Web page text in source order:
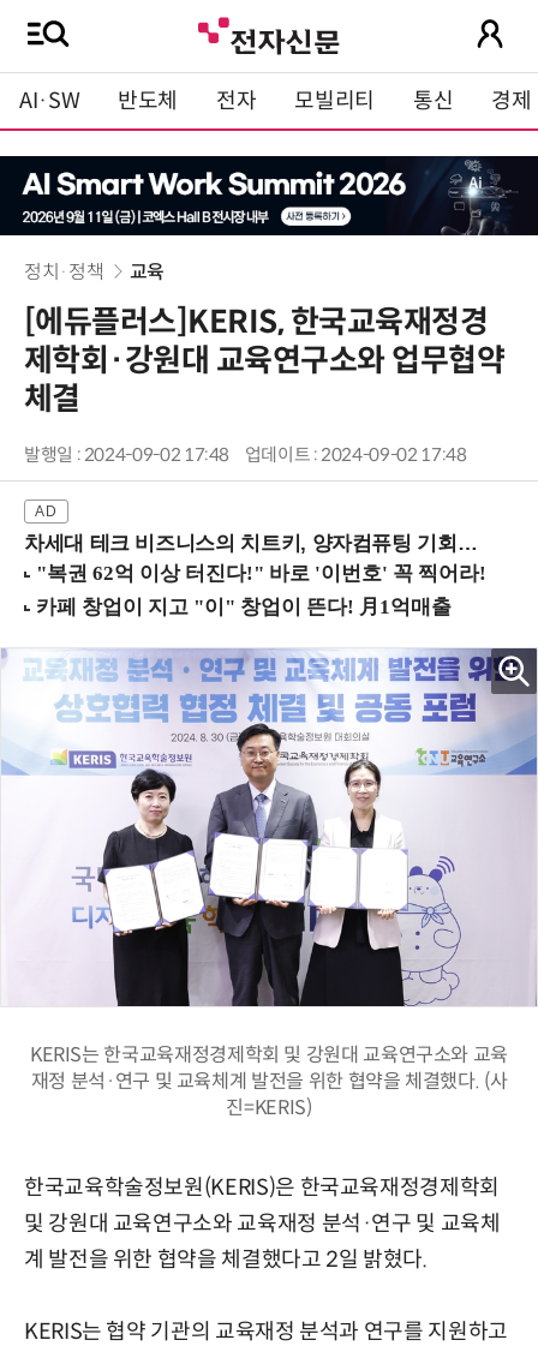
AI·SW 반도체 전자 모빌리티 통신 경제
정치·정책 교육
[에듀플러스]KERIS, 한국교육재정경
제학회·강원대 교육연구소와 업무협약
체결
발행일 : 2024-09-02 17:48 업데이트 : 2024-09-02 17:48
차세대 테크 비즈니스의 치트키, 양자컴퓨팅 기회를 선점하라! (8/28 강남역)
KERIS는 한국교육재정경제학회 및 강원대 교육연구소와 교육
재정 분석·연구 및 교육체계 발전을 위한 협약을 체결했다. (사
진=KERIS)
한국교육학술정보원(KERIS)은 한국교육재정경제학회
및 강원대 교육연구소와 교육재정 분석·연구 및 교육체
계 발전을 위한 협약을 체결했다고 2일 밝혔다.
KERIS는 협약 기관의 교육재정 분석과 연구를 지원하고